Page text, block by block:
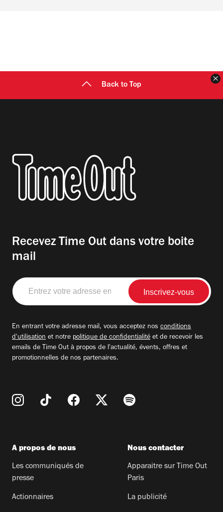
Back to Top
Recevez Time Out dans votre boite
mail
Entrez
votre
adresse
En entrant votre adresse mail, vous acceptez nos conditions
d'utilisation et notre politique de confidentialité et de recevoir les
emails de Time Out à propos de l'actualité, évents, offres et
promotionnelles de nos partenaires.
A propos de nous
Les communiqués de
presse
Actionnaires
Nous contacter
Apparaitre sur Time Out
Paris
La publicité